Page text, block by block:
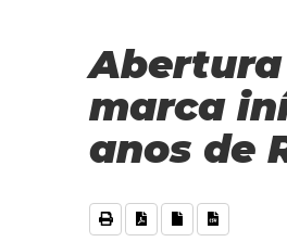
Abertura
marca
anos de